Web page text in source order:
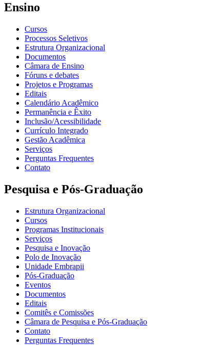
Ensino
Cursos
Processos Seletivos
Estrutura Organizacional
Documentos
Câmara de Ensino
Fóruns e debates
Projetos e Programas
Editais
Calendário Acadêmico
Permanência e Êxito
Inclusão/Acessibilidade
Currículo Integrado
Gestão Acadêmica
Serviços
Perguntas Frequentes
Contato
Pesquisa e Pós-Graduação
Estrutura Organizacional
Cursos
Programas Institucionais
Serviços
Pesquisa e Inovação
Polo de Inovação
Unidade Embrapii
Pós-Graduação
Eventos
Documentos
Editais
Comitês e Comissões
Câmara de Pesquisa e Pós-Graduação
Contato
Perguntas Frequentes